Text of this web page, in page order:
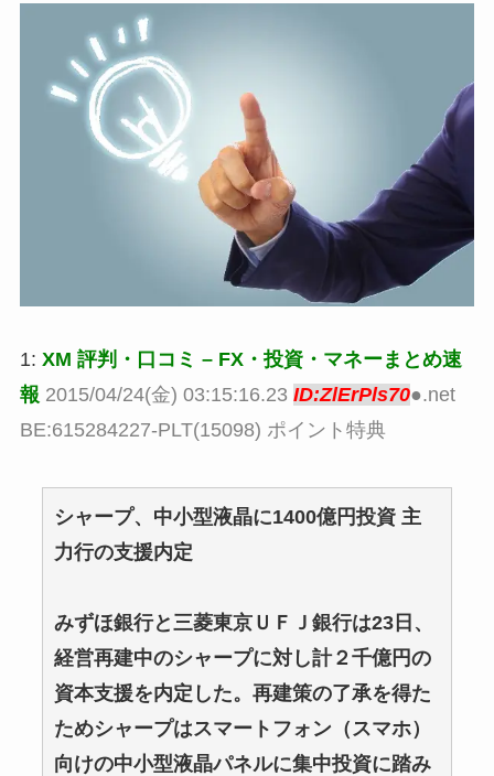
1: XM 評判・口コミ – FX・投資・マネーまとめ速
報 2015/04/24(金) 03:15:16.23 ID:ZlErPls70●.net
BE:615284227-PLT(15098) ポイント特典
シャープ、中小型液晶に1400億円投資 主
力行の支援内定
みずほ銀行と三菱東京ＵＦＪ銀行は23日、
経営再建中のシャープに対し計２千億円の
資本支援を内定した。再建策の了承を得た
ためシャープはスマートフォン（スマホ）
向けの中小型液晶パネルに集中投資に踏み